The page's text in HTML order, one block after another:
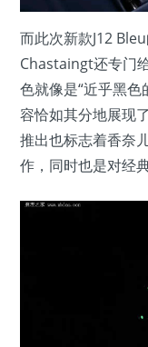
而此次新款J12
Chastaingt还专门
色就像是“近乎黑
容恰如其分地展现
推出也标志着香奈
作，同时也是对经